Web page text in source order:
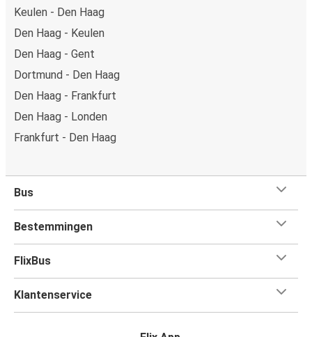
Keulen - Den Haag
Den Haag - Keulen
Den Haag - Gent
Dortmund - Den Haag
Den Haag - Frankfurt
Den Haag - Londen
Frankfurt - Den Haag
Bus
Bestemmingen
FlixBus
Klantenservice